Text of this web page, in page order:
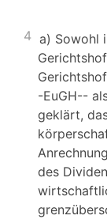
4 a) Sowohl
-EuGH--
geklärt,
des